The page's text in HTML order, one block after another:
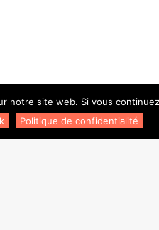
notre site web. Si vous
Politique de confidentialité